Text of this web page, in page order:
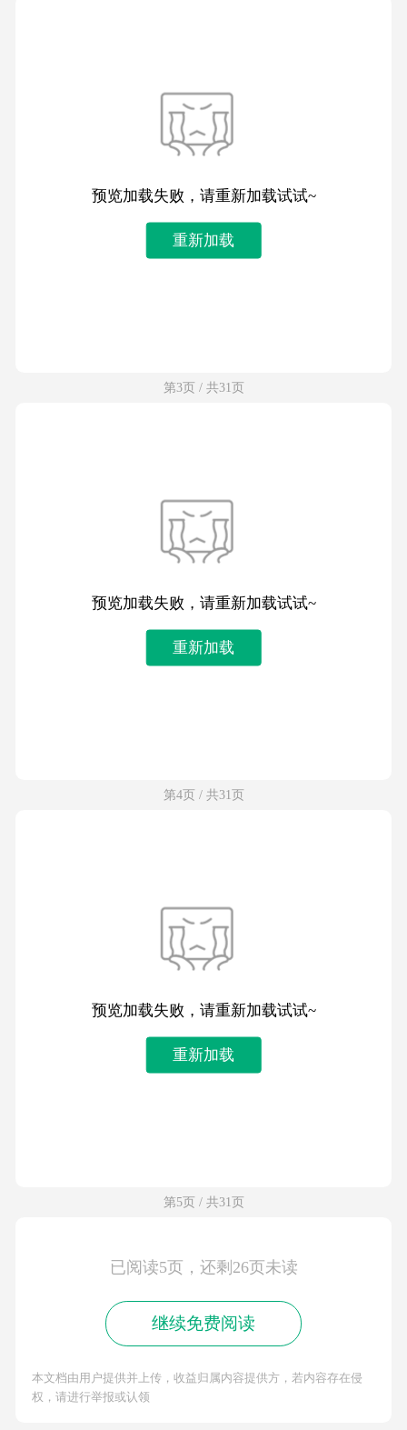
预览加载失败，请重新加载试试~
重新加载
第3页 / 共31页
预览加载失败，请重新加载试试~
重新加载
第4页 / 共31页
预览加载失败，请重新加载试试~
重新加载
第5页 / 共31页
已阅读5页，还剩26页未读
继续免费阅读
本文档由用户提供并上传，收益归属内容提供方，若内容存在侵
权，请进行举报或认领